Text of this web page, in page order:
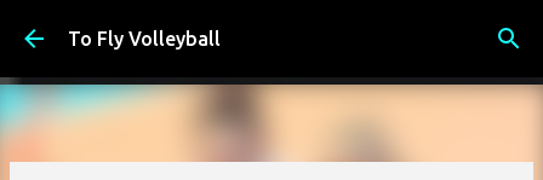
Pular para o conteúdo principal
To Fly Volleyball